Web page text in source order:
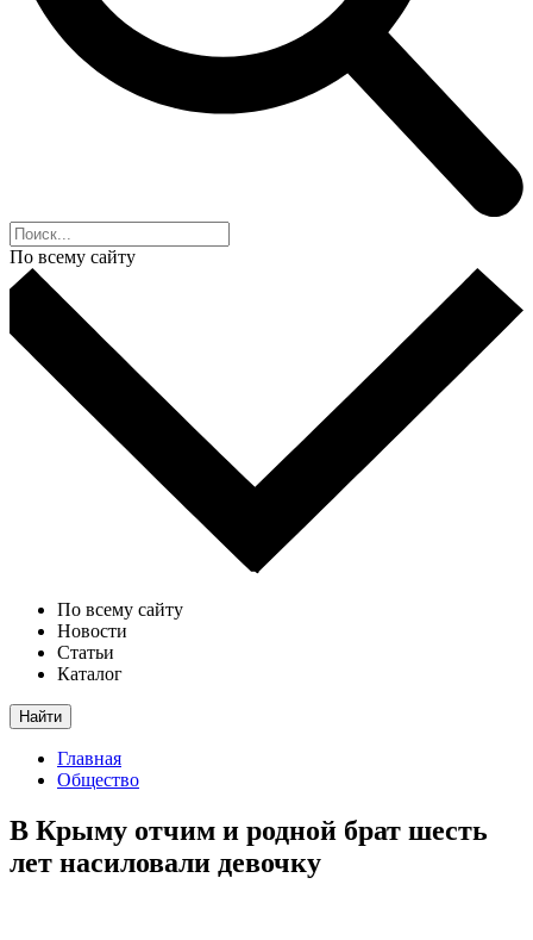
По всему сайту
По всему сайту
Новости
Статьи
Каталог
Найти
Главная
Общество
В Крыму отчим и родной брат шесть
лет насиловали девочку